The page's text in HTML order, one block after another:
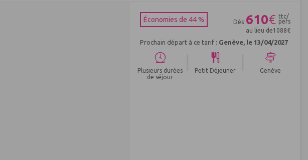
Économies de 44 % Dès 610€ ttc/
pers
au lieu de1088€
Prochain départ à ce tarif : Genève, le 13/04/2027
Plusieurs durées
de séjour
Petit Déjeuner Genève